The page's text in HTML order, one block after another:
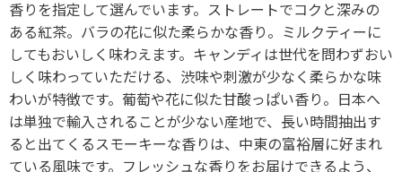
香りを指定して選んでいます。ストレートでコクと深みの
ある紅茶。バラの花に似た柔らかな香り。ミルクティーに
してもおいしく味わえます。キャンディは世代を問わずおい
しく味わっていただける、渋味や刺激が少なく柔らかな味
わいが特徴です。葡萄や花に似た甘酸っぱい香り。日本へ
は単独で輸入されることが少ない産地で、長い時間抽出す
ると出てくるスモーキーな香りは、中東の富裕層に好まれ
ている風味です。フレッシュな香りをお届けできるよう、